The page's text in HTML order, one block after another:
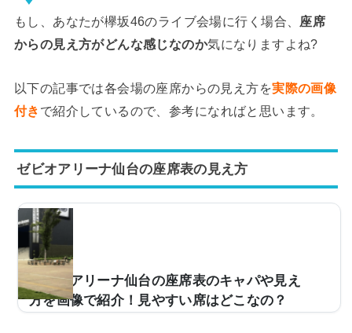
もし、あなたが欅坂46のライブ会場に行く場合、 座席
からの見え方がどんな感じなのか気になりますよね?
以下の記事では各会場の座席からの見え方を実際の画像
付き で紹介しているので、参考になればと思います。
ゼビオアリーナ仙台の座席表の見え方
ゼビオアリーナ仙台の座席表のキャパや見え
方を画像で紹介！見やすい席はどこなの？